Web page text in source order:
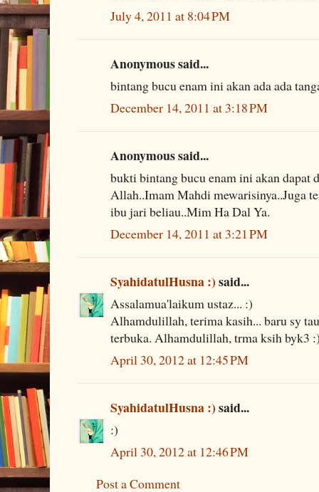
July 4, 2011 at 8:04 PM
Anonymous said...
bintang bucu enam ini akan ada ada
December 14, 2011 at 3:18 PM
Anonymous said...
bukti bintang bucu enam ini akan dapat
Allah..Imam Mahdi mewarisinya..Juga
ibu jari beliau..Mim Ha Dal Ya.
December 14, 2011 at 3:21 PM
SyahidatulHusna :)said...
Assalamua'laikum ustaz... :)
Alhamdulillah, terima kasih... baru sy
terbuka. Alhamdulillah, trma ksih byk3
April 30, 2012 at 12:45 PM
SyahidatulHusna :)said...
:)
April 30, 2012 at 12:46 PM
Post a Comment